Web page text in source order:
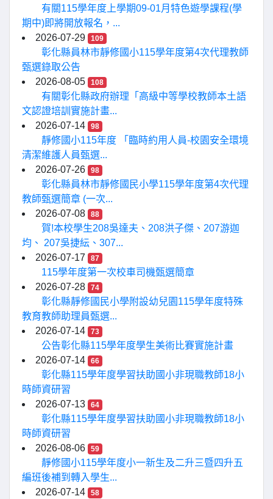
有關115學年度上學期09-01月特色遊學課程(學
期中)即將開放報名，...
2026-07-29
109
彰化縣員林市靜修國小115學年度第4次代理教師
甄選錄取公告
2026-08-05
108
有關彰化縣政府辦理「高級中等學校教師本土語
文認證培訓實施計畫...
2026-07-14
98
靜修國小115年度 「臨時約用人員-校園安全環境
清潔維護人員甄選...
2026-07-26
98
彰化縣員林市靜修國民小學115學年度第4次代理
教師甄選簡章 (一次...
2026-07-08
88
賀!本校學生208吳達夫、208洪子傑、207游迦
均、 207吳捷紜、307...
2026-07-17
87
115學年度第一次校車司機甄選簡章
2026-07-28
74
彰化縣靜修國民小學附設幼兒園115學年度特殊
教育教師助理員甄選...
2026-07-14
73
公告彰化縣115學年度學生美術比賽實施計畫
2026-07-14
66
彰化縣115學年度學習扶助國小非現職教師18小
時師資研習
2026-07-13
64
彰化縣115學年度學習扶助國小非現職教師18小
時師資研習
2026-08-06
59
靜修國小115學年度小一新生及二升三暨四升五
編班後補到轉入學生...
2026-07-14
58